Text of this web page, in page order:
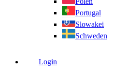
Portugal
Slowakei
Schweden
Login